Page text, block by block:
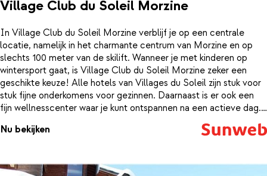
Village Club du Soleil Morzine
In Village Club du Soleil Morzine verblijf je op een centrale
locatie, namelijk in het charmante centrum van Morzine en op
slechts 100 meter van de skilift. Wanneer je met kinderen op
wintersport gaat, is Village Club du Soleil Morzine zeker een
geschikte keuze! Alle hotels van Villages du Soleil zijn stuk voor
stuk fijne onderkomens voor gezinnen. Daarnaast is er ook een
fijn wellnesscenter waar je kunt ontspannen na een actieve dag.
schuif je zo aan in het restaurant, waar de smakelijke maaltijden al
Nu bekijken